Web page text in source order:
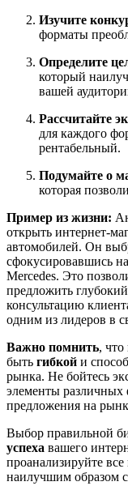
Изучите
форматы
Определите
который
вашей
Рассчитайте
для каждого
рентабельный.
Подумайте о
которая
Пример из жизни:
открыть интернет-
автомобилей. Он
сфокусировавшись
Mercedes. Это
предложить
консультацию
одним из лидеров в
Важно помнить,
быть гибкой и
рынка. Не бойтесь
элементы различных
предложения на
Выбор правильной
успеха вашего
проанализируйте
наилучшим образом